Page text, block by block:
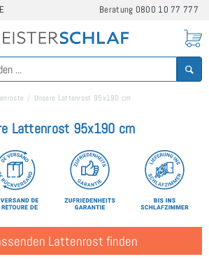
Beratung 0800 10 77 777
Unsere Lattenrost 95x190 cm
Lattenrost 95x190 cm
Lattenrost finden